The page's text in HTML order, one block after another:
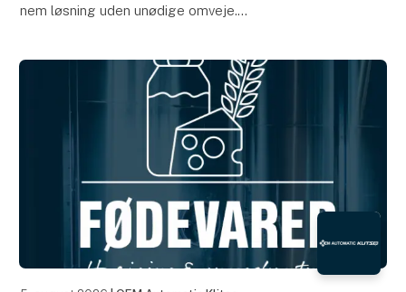
nem løsning uden unødige omveje.
Med Smart-Line introduceres en anderled